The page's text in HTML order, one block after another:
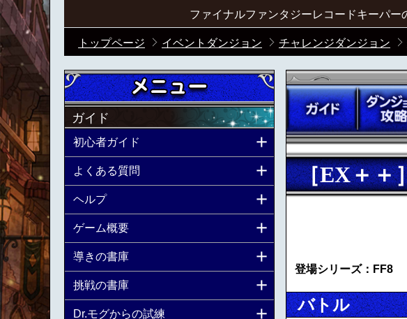
ファイナルファンタジーレコードキーパ
トップページ イベントダンジョン チャレンジダンジョン
［EX＋＋
登場シリーズ：FF8
バトル
ガイド
初心者ガイド
よくある質問
ヘルプ
ゲーム概要
導きの書庫
挑戦の書庫
Dr.モグからの試練